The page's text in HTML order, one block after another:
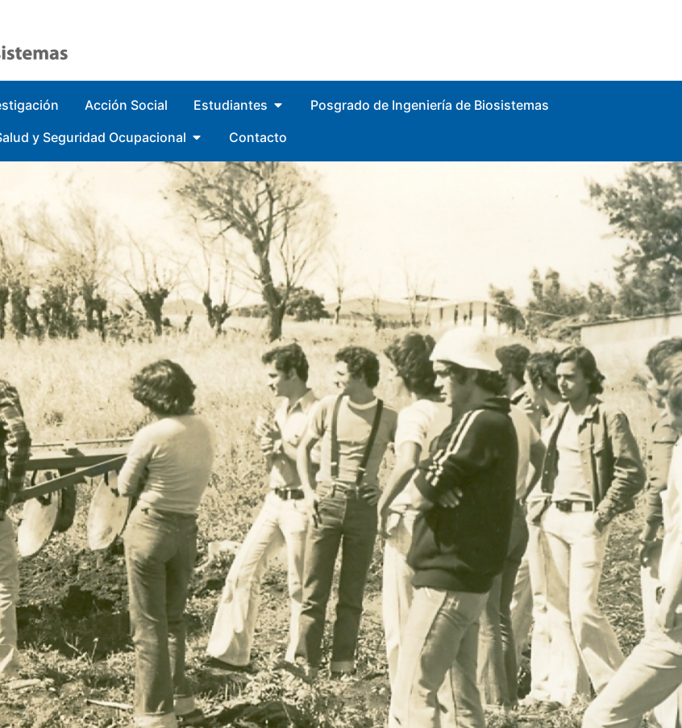
Acción Social Estudiantes
Posgrado de Ingeniería de Biosistemas
y Seguridad Ocupacional
Contacto